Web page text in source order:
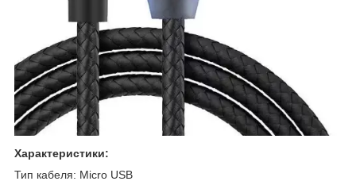
Характеристики:
Тип кабеля: Micro USB